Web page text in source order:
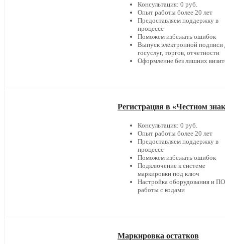
Консультация: 0 руб.
Опыт работы более 20 лет
Предоставляем поддержку в
процессе
Поможем избежать ошибок
Выпуск электронной подписи
госуслуг, торгов, отчетности
Оформление без лишних
Регистрация в «Честном
Консультация: 0 руб.
Опыт работы более 20 лет
Предоставляем поддержку в
процессе
Поможем избежать ошибок
Подключение к системе
маркировки под ключ
Настройка оборудования и
работы с кодами
Маркировка остатков